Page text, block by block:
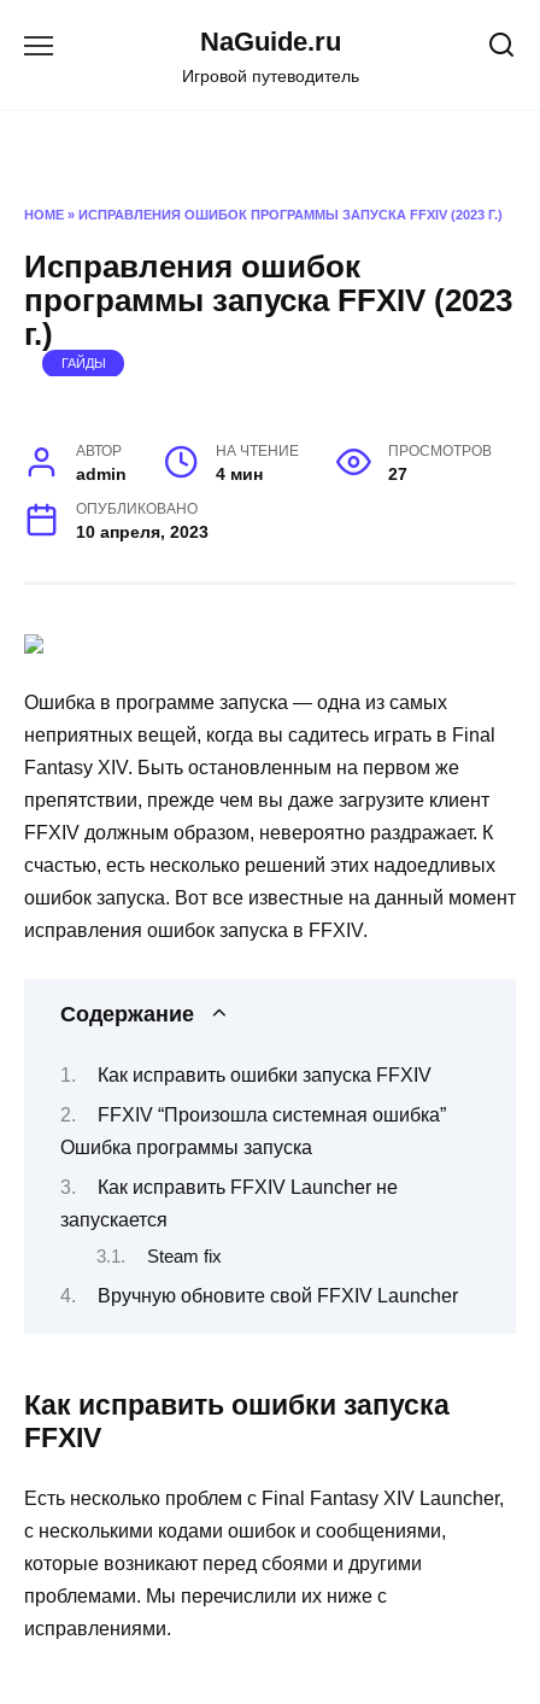
NaGuide.ru
Игровой путеводитель
HOME » ИСПРАВЛЕНИЯ ОШИБОК ПРОГРАММЫ ЗАПУСКА FFXIV (2023 Г.)
Исправления ошибок
программы запуска FFXIV (2023
г.)
ГАЙДЫ
АВТОР
admin
НА ЧТЕНИЕ
4 мин
ПРОСМОТРОВ
27
ОПУБЛИКОВАНО
10 апреля, 2023
Ошибка в программе запуска — одна из самых
неприятных вещей, когда вы садитесь играть в Final
Fantasy XIV. Быть остановленным на первом же
препятствии, прежде чем вы даже загрузите клиент
FFXIV должным образом, невероятно раздражает. К
счастью, есть несколько решений этих надоедливых
ошибок запуска. Вот все известные на данный момент
исправления ошибок запуска в FFXIV.
Содержание
Как исправить ошибки запуска FFXIV
FFXIV “Произошла системная ошибка”
Ошибка программы запуска
Как исправить FFXIV Launcher не
запускается
Steam fix
Вручную обновите свой FFXIV Launcher
Как исправить ошибки запуска
FFXIV
Есть несколько проблем с Final Fantasy XIV Launcher,
с несколькими кодами ошибок и сообщениями,
которые возникают перед сбоями и другими
проблемами. Мы перечислили их ниже с
исправлениями.